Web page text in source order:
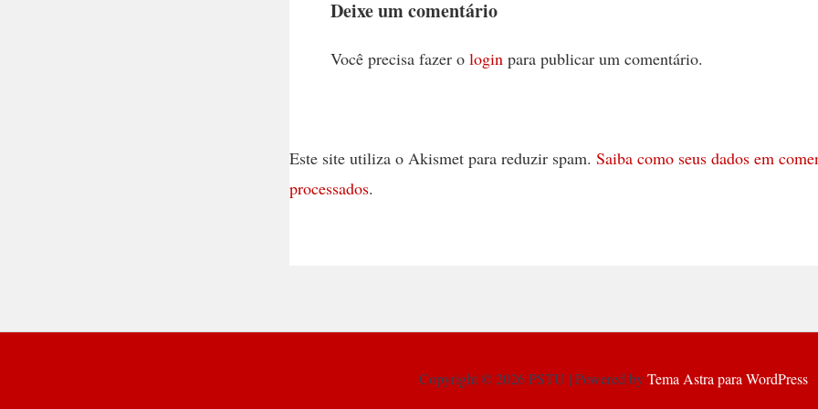
Deixe um comentário
Você precisa fazer o login para publicar um comentário.
Este site utiliza o Akismet para reduzir spam. Saiba como seus dados em
processados.
Copyright © 2026 PSTU | Powered byTema Astra para WordPress